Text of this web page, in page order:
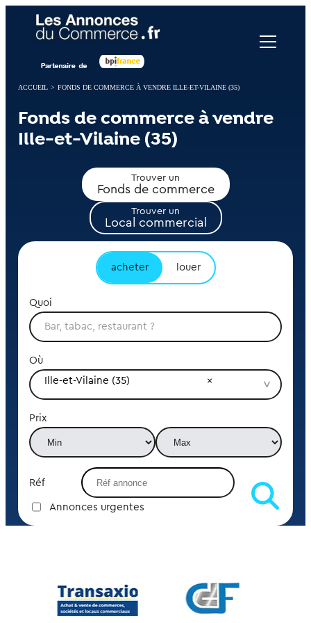
ACCUEIL > FONDS DE COMMERCE À VENDRE ILLE-ET-VILAINE (35)
Fonds de commerce à vendre
Ille-et-Vilaine (35)
Trouver un
Fonds de commerce
Trouver un
Local commercial
acheter louer
Quoi
Où
Ille-et-Vilaine (35)
Prix
Réf
Annonces urgentes
Panneau de gestion des cookies